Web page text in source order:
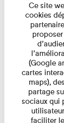
Ce site
cookies
(Google
cartes
maps),
partage
sociaux qui
faciliter